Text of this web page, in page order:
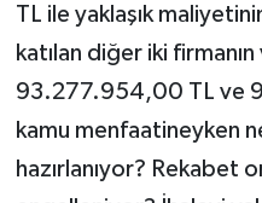
TL ile yaklaşık
katılan diğer iki
93.277.954,00 TL ve
kamu menfaatineyken
hazırlanıyor? Rekabet